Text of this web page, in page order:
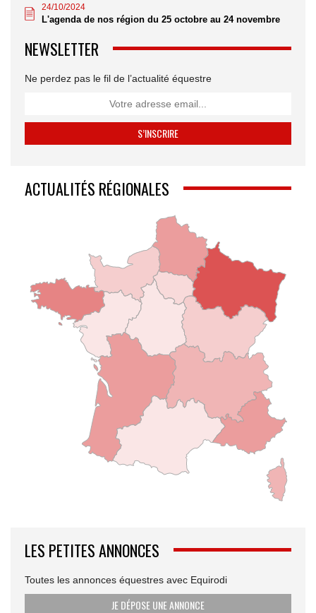
24/10/2024
L'agenda de nos région du 25 octobre au 24 novembre
NEWSLETTER
Ne perdez pas le fil de l’actualité équestre
ACTUALITÉS RÉGIONALES
LES PETITES ANNONCES
Toutes les annonces équestres avec Equirodi
JE DÉPOSE UNE ANNONCE